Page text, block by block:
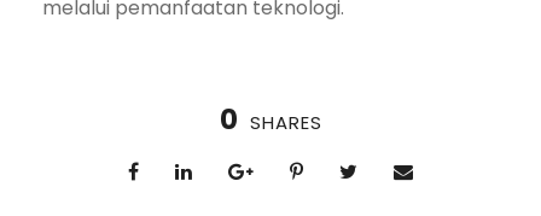
melalui pemanfaatan teknologi.
0 SHARES